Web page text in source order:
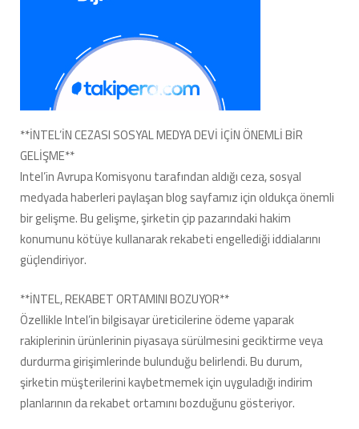
**İNTEL’İN CEZASI SOSYAL MEDYA DEVİ İÇİN ÖNEMLİ BİR
GELİŞME**
Intel’in Avrupa Komisyonu tarafından aldığı ceza, sosyal
medyada haberleri paylaşan blog sayfamız için oldukça önemli
bir gelişme. Bu gelişme, şirketin çip pazarındaki hakim
konumunu kötüye kullanarak rekabeti engellediği iddialarını
güçlendiriyor.
**İNTEL, REKABET ORTAMINI BOZUYOR**
Özellikle Intel’in bilgisayar üreticilerine ödeme yaparak
rakiplerinin ürünlerinin piyasaya sürülmesini geciktirme veya
durdurma girişimlerinde bulunduğu belirlendi. Bu durum,
şirketin müşterilerini kaybetmemek için uyguladığı indirim
planlarının da rekabet ortamını bozduğunu gösteriyor.